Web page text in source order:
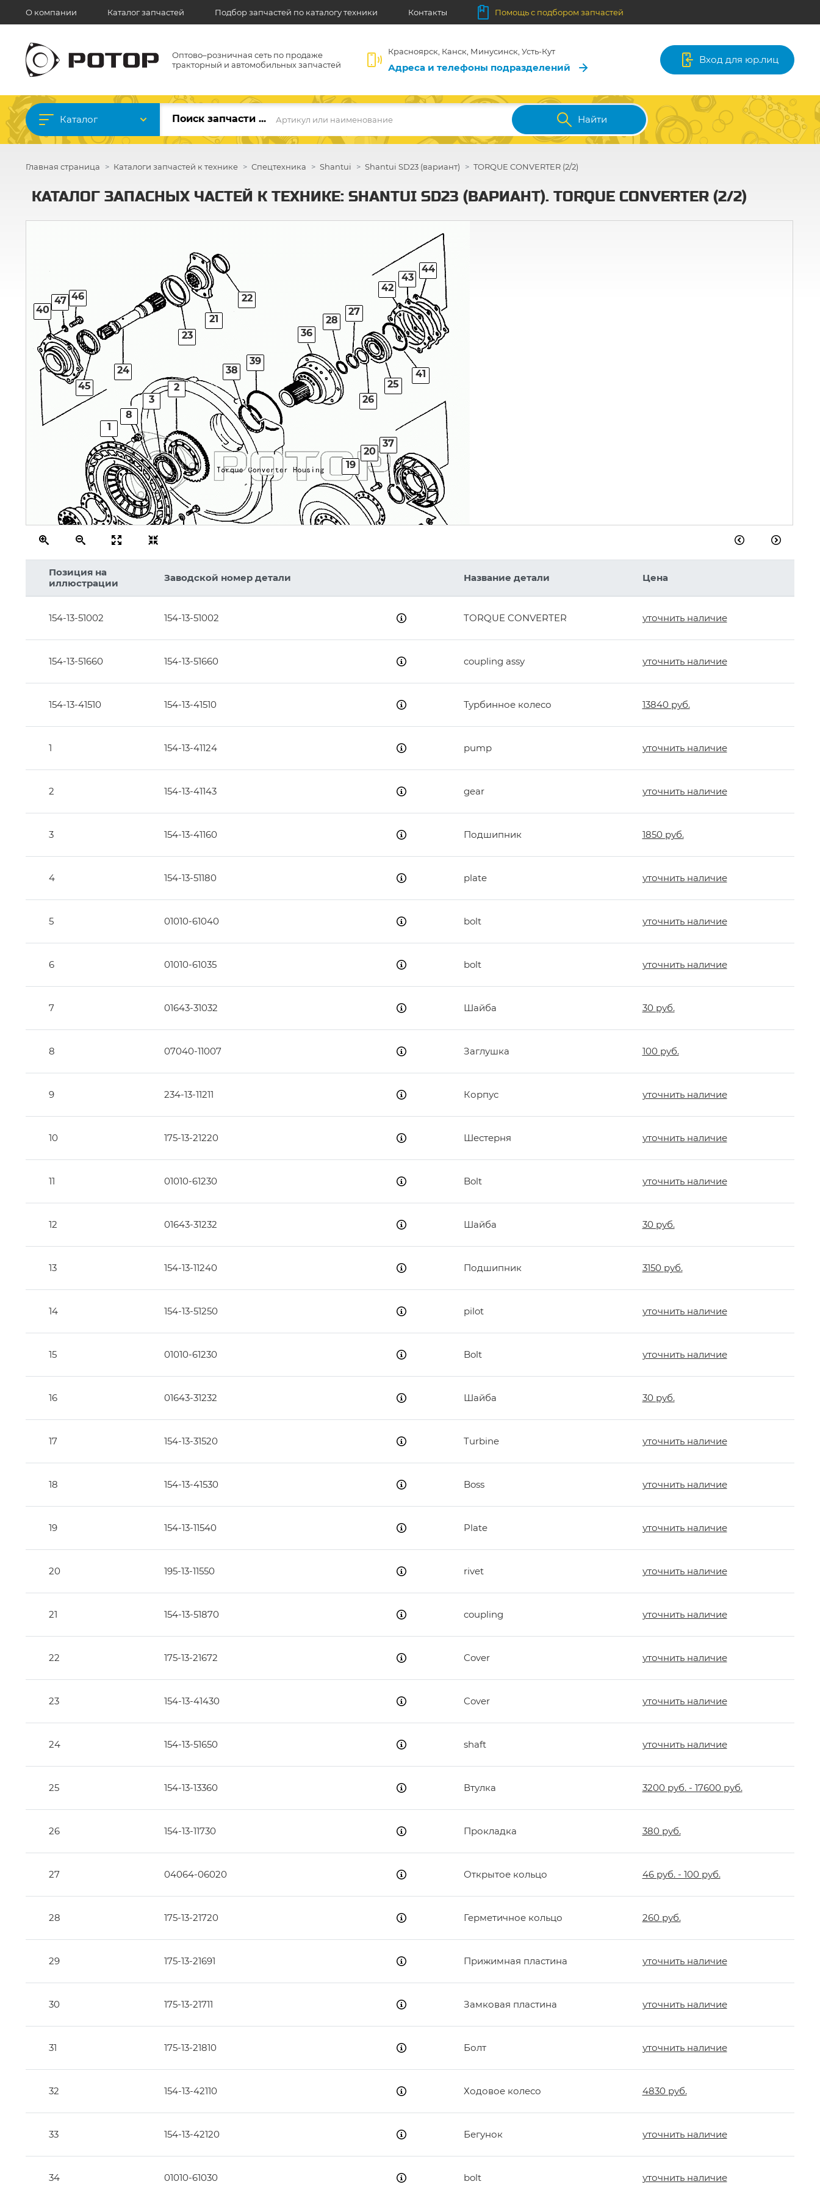
О компании Каталог запчастей Подбор запчастей по каталогу техники Контакты Помощь с подбором запчастей
Оптово–розничная сеть по продаже
тракторный и автомобильных запчастей
Красноярск, Канск, Минусинск, Усть-Кут
Адреса и телефоны подразделений
Вход для юр.лиц
Каталог Артикул или наименование Найти
Главная страница Каталоги запчастей к технике Спецтехника Shantui Shantui SD23 (вариант) TORQUE CONVERTER (2/2)
КАТАЛОГ ЗАПАСНЫХ ЧАСТЕЙ К ТЕХНИКЕ: SHANTUI SD23 (ВАРИАНТ). TORQUE CONVERTER (2/2)
1
2
3
8
10
19
20
21
22
23
24
25
26
27
28
29
31
33
36
37
38
39
40
41
42
43
44
45
46
47
Позиция на
иллюстрации
Заводской номер детали Название детали Цена
154-13-51002 154-13-51002 TORQUE CONVERTER уточнить наличие
154-13-51660 154-13-51660 coupling assy уточнить наличие
154-13-41510 154-13-41510 Турбинное колесо 13840 руб.
1 154-13-41124 pump уточнить наличие
2 154-13-41143 gear уточнить наличие
3 154-13-41160 Подшипник 1850 руб.
4 154-13-51180 plate уточнить наличие
5 01010-61040 bolt уточнить наличие
6 01010-61035 bolt уточнить наличие
7 01643-31032 Шайба 30 руб.
8 07040-11007 Заглушка 100 руб.
9 234-13-11211 Корпус уточнить наличие
10 175-13-21220 Шестерня уточнить наличие
11 01010-61230 Bolt уточнить наличие
12 01643-31232 Шайба 30 руб.
13 154-13-11240 Подшипник 3150 руб.
14 154-13-51250 pilot уточнить наличие
15 01010-61230 Bolt уточнить наличие
16 01643-31232 Шайба 30 руб.
17 154-13-31520 Turbine уточнить наличие
18 154-13-41530 Boss уточнить наличие
19 154-13-11540 Plate уточнить наличие
20 195-13-11550 rivet уточнить наличие
21 154-13-51870 coupling уточнить наличие
22 175-13-21672 Cover уточнить наличие
23 154-13-41430 Cover уточнить наличие
24 154-13-51650 shaft уточнить наличие
25 154-13-13360 Втулка 3200 руб. - 17600 руб.
26 154-13-11730 Прокладка 380 руб.
27 04064-06020 Открытое кольцо 46 руб. - 100 руб.
28 175-13-21720 Герметичное кольцо 260 руб.
29 175-13-21691 Прижимная пластина уточнить наличие
30 175-13-21711 Замковая пластина уточнить наличие
31 175-13-21810 Болт уточнить наличие
32 154-13-42110 Ходовое колесо 4830 руб.
33 154-13-42120 Бегунок уточнить наличие
34 01010-61030 bolt уточнить наличие